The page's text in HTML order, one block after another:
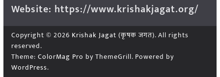
Website: https://www.krishakjagat.org/
Copyright © 2026 Krishak Jagat (कृषक जगत). All rights
reserved.
Theme: ColorMag Pro by ThemeGrill. Powered by
WordPress.